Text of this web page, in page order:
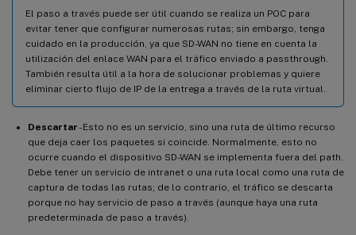
El paso a través puede ser útil cuando se realiza un POC para
evitar tener que configurar numerosas rutas; sin embargo, tenga
cuidado en la producción, ya que SD-WAN no tiene en cuenta la
utilización del enlace WAN para el tráfico enviado a passthrough.
También resulta útil a la hora de solucionar problemas y quiere
eliminar cierto flujo de IP de la entrega a través de la ruta virtual.
Descartar- Esto no es un servicio, sino una ruta de último recurso
que deja caer los paquetes si coincide. Normalmente, esto no
ocurre cuando el dispositivo SD-WAN se implementa fuera del path.
Debe tener un servicio de intranet o una ruta local como una ruta de
captura de todas las rutas; de lo contrario, el tráfico se descarta
porque no hay servicio de paso a través (aunque haya una ruta
predeterminada de paso a través).